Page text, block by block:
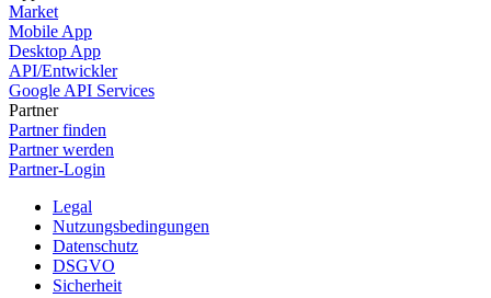
Market
Mobile App
Desktop App
API/Entwickler
Google API Services
Partner
Partner finden
Partner werden
Partner-Login
Legal
Nutzungsbedingungen
Datenschutz
DSGVO
Sicherheit